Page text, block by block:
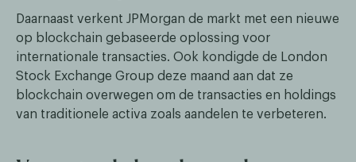
Daarnaast verkent JPMorgan de markt met een nieuwe
op blockchain gebaseerde oplossing voor
internationale transacties. Ook kondigde de London
Stock Exchange Group deze maand aan dat ze
blockchain overwegen om de transacties en holdings
van traditionele activa zoals aandelen te verbeteren.